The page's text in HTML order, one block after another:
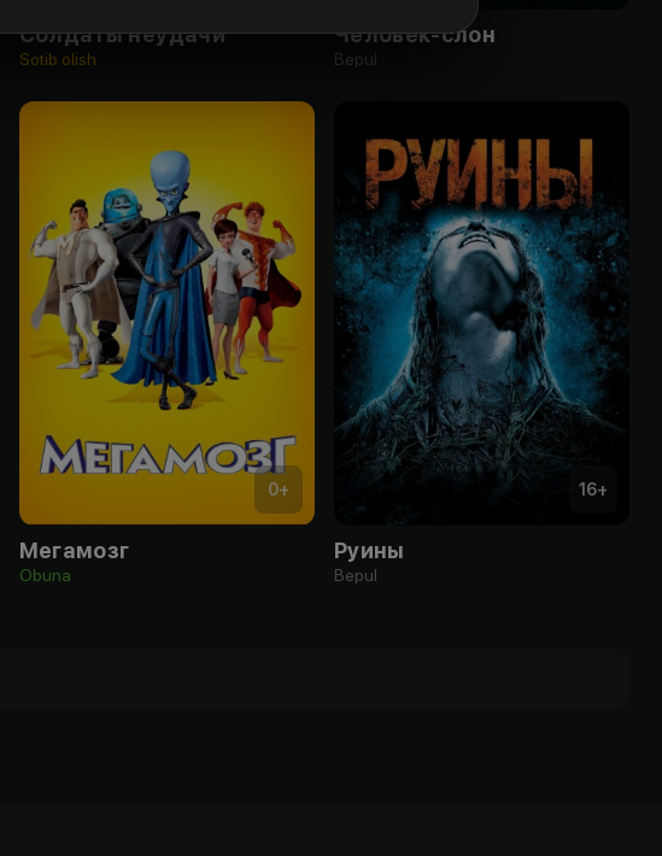
Солдаты неудачи
Sotib olish
Человек-слон
Bepul
0+
Мегамозг
Obuna
16+
Руины
Bepul